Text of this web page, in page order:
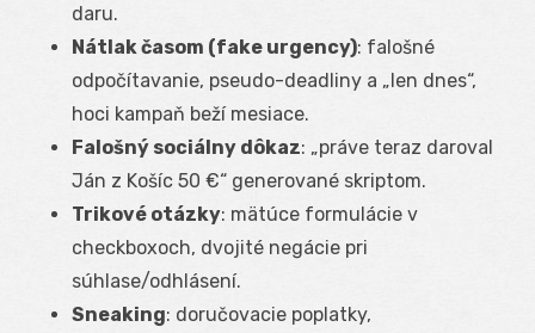
daru.
Nátlak časom (fake urgency): falošné
odpočítavanie, pseudo-deadliny a „len dnes“,
hoci kampaň beží mesiace.
Falošný sociálny dôkaz: „práve teraz daroval
Ján z Košíc 50 €“ generované skriptom.
Trikové otázky: mätúce formulácie v
checkboxoch, dvojité negácie pri
súhlase/odhlásení.
Sneaking: doručovacie poplatky,